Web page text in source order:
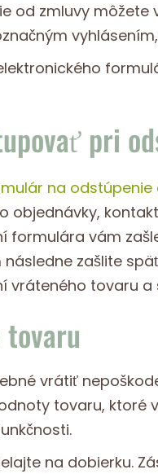
od zmluvy môžete
pri
na odstúpenie
objednávky,
formulára vám
následne zašlite
vráteného tovaru
vrátiť
tovaru, ktoré
na dobierku.